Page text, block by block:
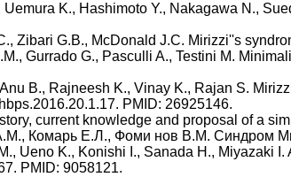
K., Hashimoto Y., Nakagawa N.,
Zibari G.B., McDonald J.C. Mirizzi''s
Gurrado G., Pasculli A., Testini M.
B., Rajneesh K., Vinay K., Rajan S.
PMID: 26925146.
current knowledge and proposal of a
Комарь Е.Л., Фоми нов В.М. Синдром
Ueno K., Konishi I., Sanada H.,
PMID: 9058121.